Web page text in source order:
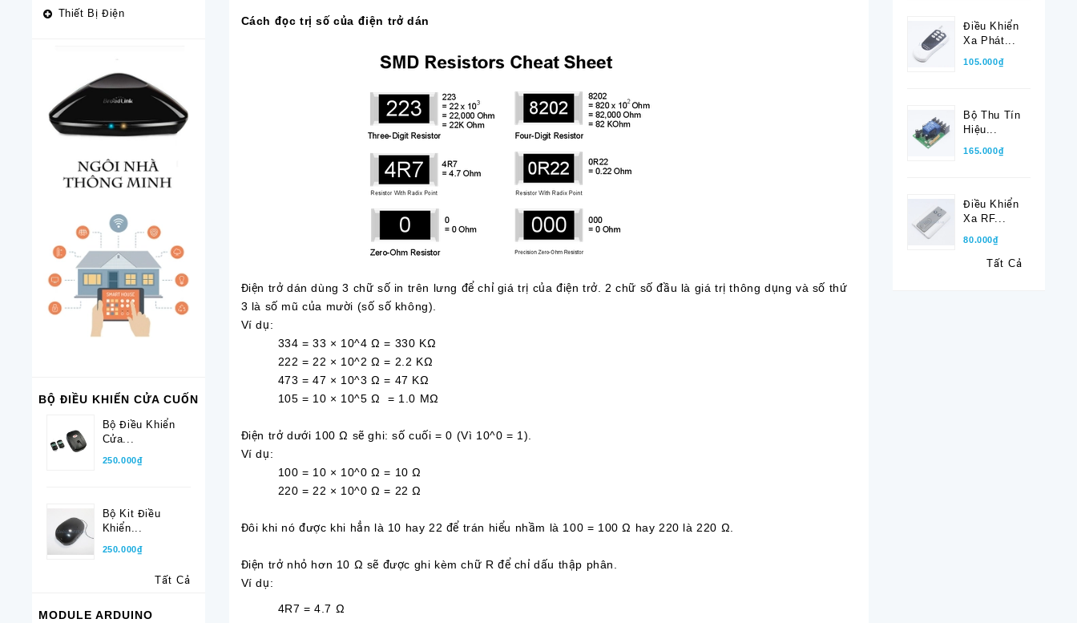
Thiết Bị Điện
BỘ ĐIỀU KHIỂN CỬA CUỐN
Bộ Điều Khiển
Cửa...
250.000₫
Bộ Kit Điều
Khiển...
250.000₫
Tất Cả
MODULE ARDUINO
Cách đọc trị số của điện trở dán
Điện trở dán dùng 3 chữ số in trên lưng để chỉ giá trị của điện trở. 2 chữ số đầu là giá trị thông dụng và số thứ
3 là số mũ của mười (số số không).
Ví dụ:
334 = 33 × 10^4 Ω = 330 KΩ
222 = 22 × 10^2 Ω = 2.2 KΩ
473 = 47 × 10^3 Ω = 47 KΩ
105 = 10 × 10^5 Ω = 1.0 MΩ
Điện trở dưới 100 Ω sẽ ghi: số cuối = 0 (Vì 10^0 = 1).
Ví dụ:
100 = 10 × 10^0 Ω = 10 Ω
220 = 22 × 10^0 Ω = 22 Ω
Đôi khi nó được khi hẳn là 10 hay 22 để trán hiểu nhầm là 100 = 100 Ω hay 220 là 220 Ω.
Điện trở nhỏ hơn 10 Ω sẽ được ghi kèm chữ R để chỉ dấu thập phân.
Ví dụ:
4R7 = 4.7 Ω
Điều Khiển
Xa Phát...
105.000₫
Bộ Thu Tín
Hiệu...
165.000₫
Điều Khiển
Xa RF...
80.000₫
Tất Cả